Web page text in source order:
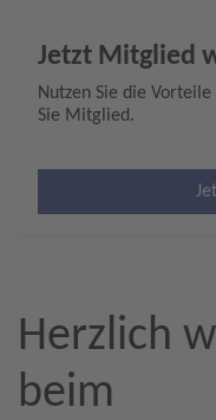
Jetzt Mitglied
Nutzen Sie die
Sie Mitglied.
Herzlich
beim